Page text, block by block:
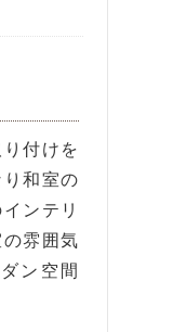
付けを
和室の
ンテリ
雰囲気
ン空間